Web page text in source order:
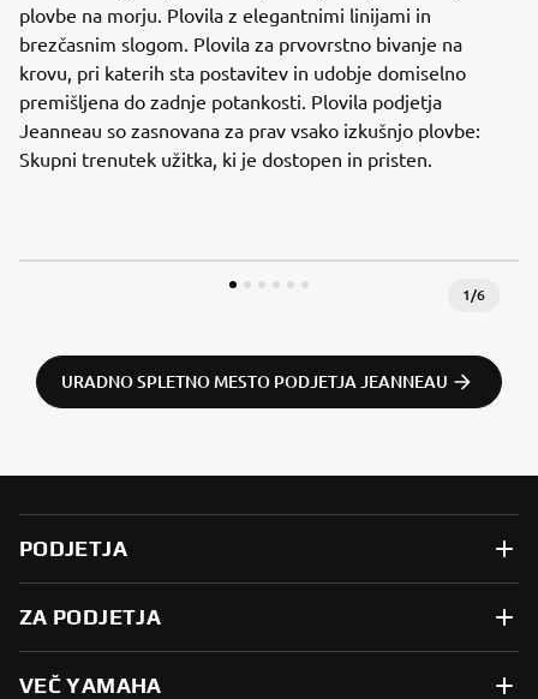
plovbe na morju. Plovila z elegantnimi linijami in
brezčasnim slogom. Plovila za prvovrstno bivanje na
krovu, pri katerih sta postavitev in udobje domiselno
premišljena do zadnje potankosti. Plovila podjetja
Jeanneau so zasnovana za prav vsako izkušnjo plovbe:
Skupni trenutek užitka, ki je dostopen in pristen.
1/6
URADNO SPLETNO MESTO PODJETJA JEANNEAU
PODJETJA
ZA PODJETJA
VEČ YAMAHA